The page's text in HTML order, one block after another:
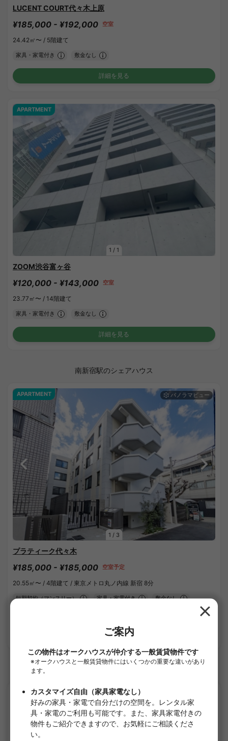
LUCENT COURT代々木上原
¥185,000 - ¥192,000 空室
24.42㎡〜 / 5階建て
家具・家電付き 敷金なし
詳細を見る
1 / 1
APARTMENT
ZOOM渋谷富ヶ谷
¥120,000 - ¥143,000 空室
23.77㎡〜 / 14階建て
家具・家電付き 敷金なし
詳細を見る
南新宿駅のシェアハウス
1 / 3
APARTMENT
プラティーク代々木
¥185,000 - ¥185,000 空室予定
20.55㎡〜 / 4階建て / 東京メトロ丸ノ内線 新宿 8分
短期契約（マンスリー） 家具・家電付き 敷金なし
詳細を見る
APARTMENT